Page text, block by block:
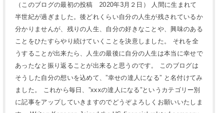
（このブログの最初の投稿 2020年3月２日） 人間に生まれて
半世紀が過ぎました。後どれくらい自分の人生が残されているか
分かりませんが、残りの人生、自分の好きなことや、興味のある
ことをひたすらやり続けていくことを決意しました。 それを全
うすることが出来たら、人生の最後に自分の人生は本当に幸せで
あったなと振り返ることが出来ると思うのです。 このブログは
そうした自分の想いを込めて、”幸せの達人になる” と名付けてみ
ました。 これから毎日、”xxxの達人になる”というカテゴリー別
に記事をアップしていきますのでどうぞよろしくお願いいたしま